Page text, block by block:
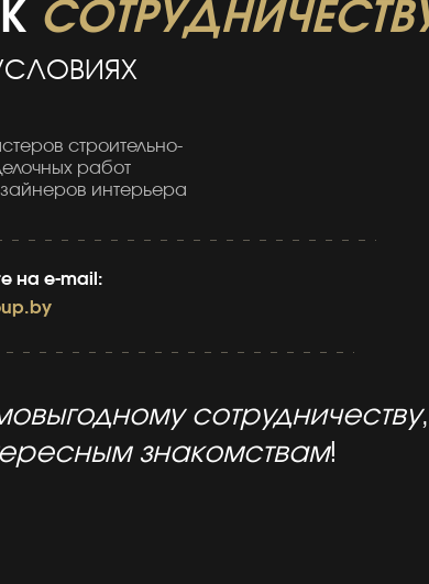
строительно-
работ
интерьера
на e-mail:
сотрудничеству,
знакомствам!